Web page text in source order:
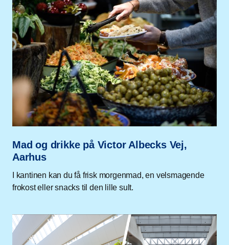
Mad og drikke på Victor Albecks Vej,
Aarhus
I kantinen kan du få frisk morgenmad, en velsmagende
frokost eller snacks til den lille sult.